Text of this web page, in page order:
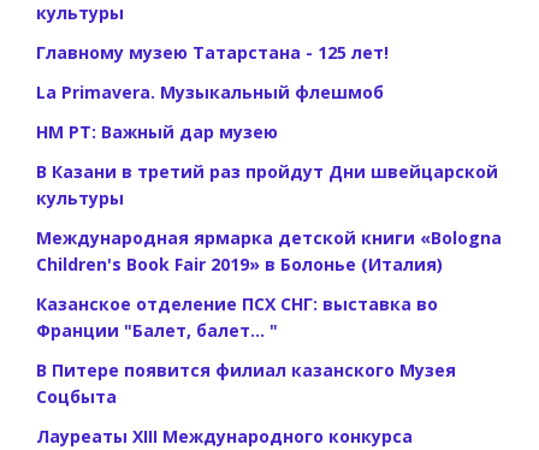
культуры
Главному музею Татарстана - 125 лет!
La Primavera. Музыкальный флешмоб
НМ РТ: Важный дар музею
В Казани в третий раз пройдут Дни швейцарской
культуры
Международная ярмарка детской книги «Bologna
Children's Book Fair 2019» в Болонье (Италия)
Казанское отделение ПСХ СНГ: выставка во
Франции "Балет, балет... "
В Питере появится филиал казанского Музея
Соцбыта
Лауреаты XIII Международного конкурса